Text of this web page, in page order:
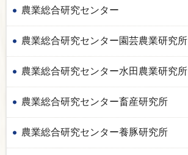
農業総合研究センター
農業総合研究センター園芸農業研究所
農業総合研究センター水田農業研究所
農業総合研究センター畜産研究所
農業総合研究センター養豚研究所